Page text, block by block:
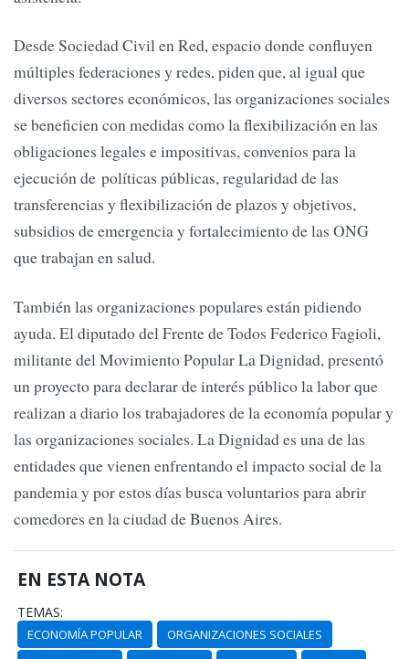
Desde Sociedad Civil en Red, espacio donde confluyen
múltiples federaciones y redes, piden que, al igual que
diversos sectores económicos, las organizaciones sociales
se beneficien con medidas como la flexibilización en las
obligaciones legales e impositivas, convenios para la
ejecución de políticas públicas, regularidad de las
transferencias y flexibilización de plazos y objetivos,
subsidios de emergencia y fortalecimiento de las ONG
que trabajan en salud.
También las organizaciones populares están pidiendo
ayuda. El diputado del Frente de Todos Federico Fagioli,
militante del Movimiento Popular La Dignidad, presentó
un proyecto para declarar de interés público la labor que
realizan a diario los trabajadores de la economía popular y
las organizaciones sociales. La Dignidad es una de las
entidades que vienen enfrentando el impacto social de la
pandemia y por estos días busca voluntarios para abrir
comedores en la ciudad de Buenos Aires.
EN ESTA NOTA
TEMAS:
ECONOMÍA POPULAR
ORGANIZACIONES SOCIALES